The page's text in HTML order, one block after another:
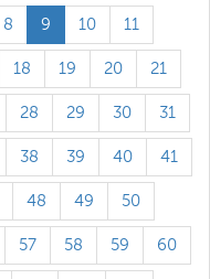
8 9 10 11
18 19 20 21
28 29 30 31
38 39 40 41
48 49 50
57 58 59 60